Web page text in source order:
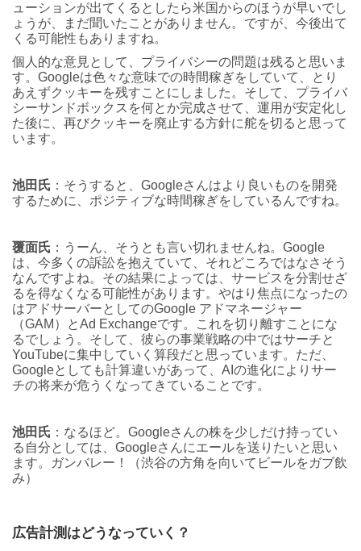
ューションが出てくるとしたら米国からのほうが早いでし
ょうが、まだ聞いたことがありません。ですが、今後出て
くる可能性もありますね。
個人的な意見として、プライバシーの問題は残ると思いま
す。Googleは色々な意味での時間稼ぎをしていて、とり
あえずクッキーを残すことにしました。そして、プライバ
シーサンドボックスを何とか完成させて、運用が安定化し
た後に、再びクッキーを廃止する方針に舵を切ると思って
います。
池田氏 ：そうすると、Googleさんはより良いものを開発
するために、ポジティブな時間稼ぎをしているんですね。
覆面氏 ：うーん、そうとも言い切れませんね。Google
は、今多くの訴訟を抱えていて、それどころではなさそう
なんですよね。その結果によっては、サービスを分割せざ
るを得なくなる可能性があります。 やはり焦点になったの
はアドサーバーとしてのGoogle アドマネージャー
（GAM）とAd Exchangeです。これを切り離すことにな
るでしょう。そして、彼らの事業戦略の中ではサーチと
YouTubeに集中していく算段だと思っています。 ただ、
Googleとしても計算違いがあって、AIの進化によりサー
チの将来が危うくなってきていることです。
池田氏 ：なるほど。Googleさんの株を少しだけ持ってい
る自分としては、Googleさんにエールを送りたいと思い
ます。ガンバレー！（渋谷の方角を向いてビールをガブ飲
み）
広告計測はどうなっていく？